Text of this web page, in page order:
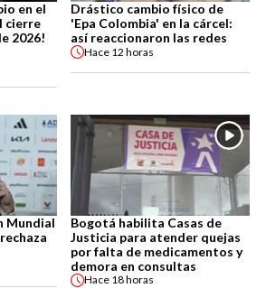
en el
cierre
2026!
Drástico cambio físico de
'Epa Colombia' en la cárcel:
así reaccionaron las redes
Hace 12 horas
Mundial
Bogotá habilita Casas de
Justicia para atender quejas
por falta de medicamentos y
demora en consultas
Hace 18 horas